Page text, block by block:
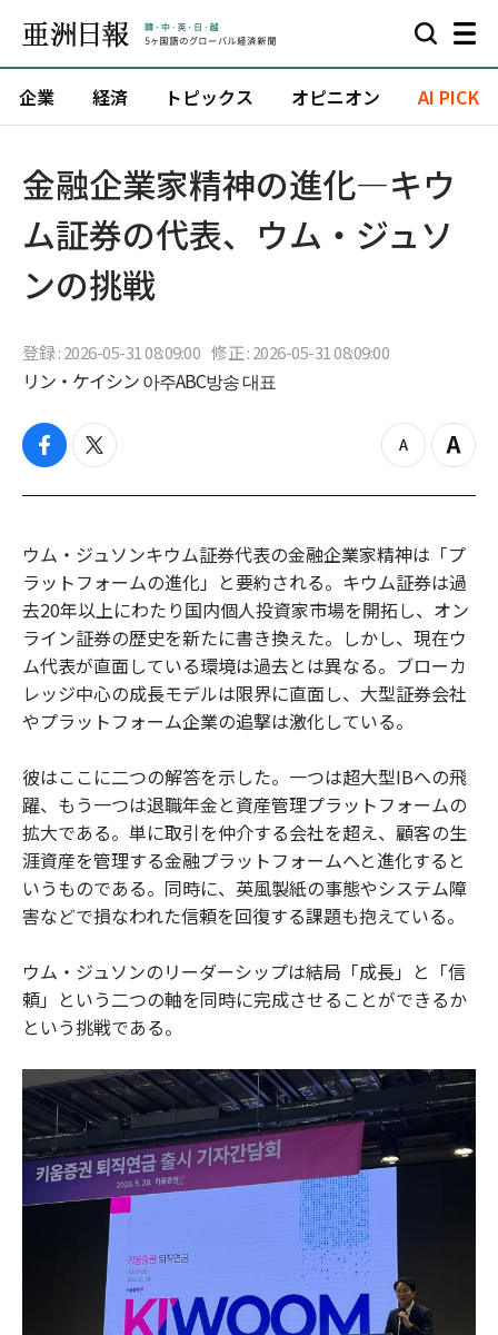
企業 経済 トピックス オピニオン AI PICK
金融企業家精神の進化—キウ
ム証券の代表、ウム・ジュソ
ンの挑戦
登録 : 2026-05-31 08:09:00 修正 : 2026-05-31 08:09:00
リン・ケイシン 아주ABC방송 대표
f
c
o
o
k
t
i
e
r
z
o
u
t
Z
o
n
ウム・ジュソンキウム証券代表の金融企業家精神は「プ
ラットフォームの進化」と要約される。キウム証券は過
去20年以上にわたり国内個人投資家市場を開拓し、オン
ライン証券の歴史を新たに書き換えた。しかし、現在ウ
ム代表が直面している環境は過去とは異なる。ブローカ
レッジ中心の成長モデルは限界に直面し、大型証券会社
やプラットフォーム企業の追撃は激化している。
彼はここに二つの解答を示した。一つは超大型IBへの飛
躍、もう一つは退職年金と資産管理プラットフォームの
拡大である。単に取引を仲介する会社を超え、顧客の生
涯資産を管理する金融プラットフォームへと進化すると
いうものである。同時に、英風製紙の事態やシステム障
害などで損なわれた信頼を回復する課題も抱えている。
ウム・ジュソンのリーダーシップは結局「成長」と「信
頼」という二つの軸を同時に完成させることができるか
という挑戦である。